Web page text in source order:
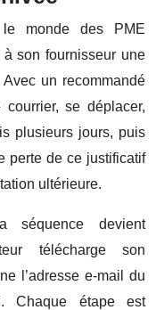
monde des PME
son fournisseur une
un recommandé
se déplacer,
plusieurs jours, puis
perte de ce justificatif
ultérieure.
devient
télécharge son
l’adresse e-mail du
Chaque étape est